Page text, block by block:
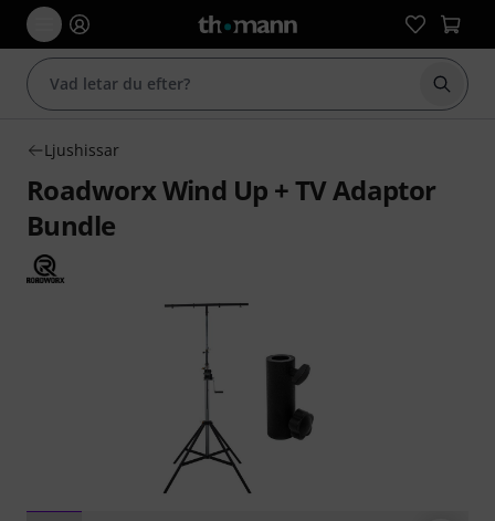
Börja
Ljushissar
Roadworx Wind Up + TV Adaptor
Bundle